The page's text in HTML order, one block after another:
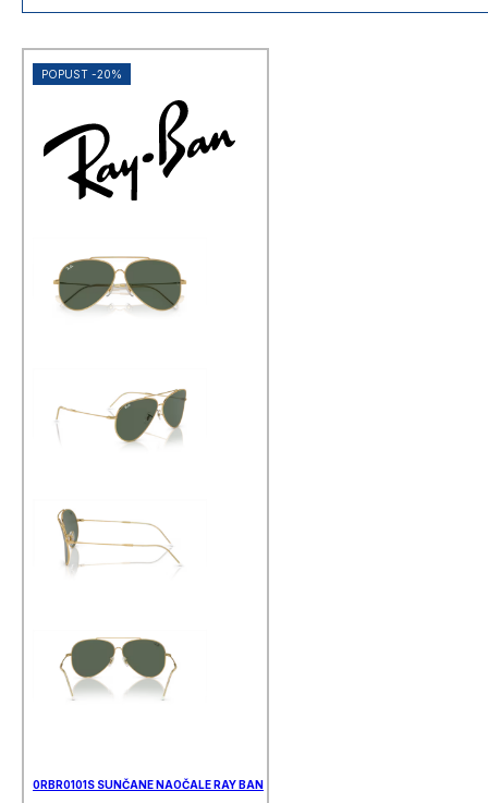
mjestu
100+ poslovnica diljem Hrvatske
brza dostava za narudžbe s
POPUST -20%
0RBR0101S SUNČANE NAOČALE RAY BAN